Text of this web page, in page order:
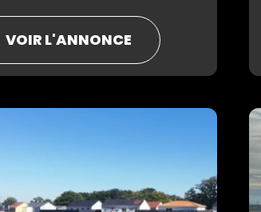
VOIR L'ANNONCE